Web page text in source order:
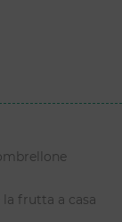
frutta a casa